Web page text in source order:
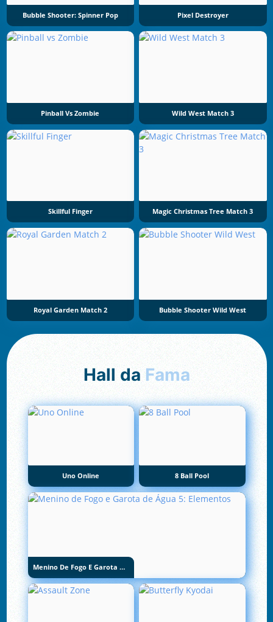
Bubble Shooter: Spinner Pop Pixel Destroyer
Pinball Vs Zombie Wild West Match 3
Skillful Finger Magic Christmas Tree Match 3
Royal Garden Match 2 Bubble Shooter Wild West
Hall da Fama
Uno Online 8 Ball Pool
Menino De Fogo E Garota De Água 5: Elementos